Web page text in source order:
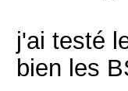
j'ai testé
bien les